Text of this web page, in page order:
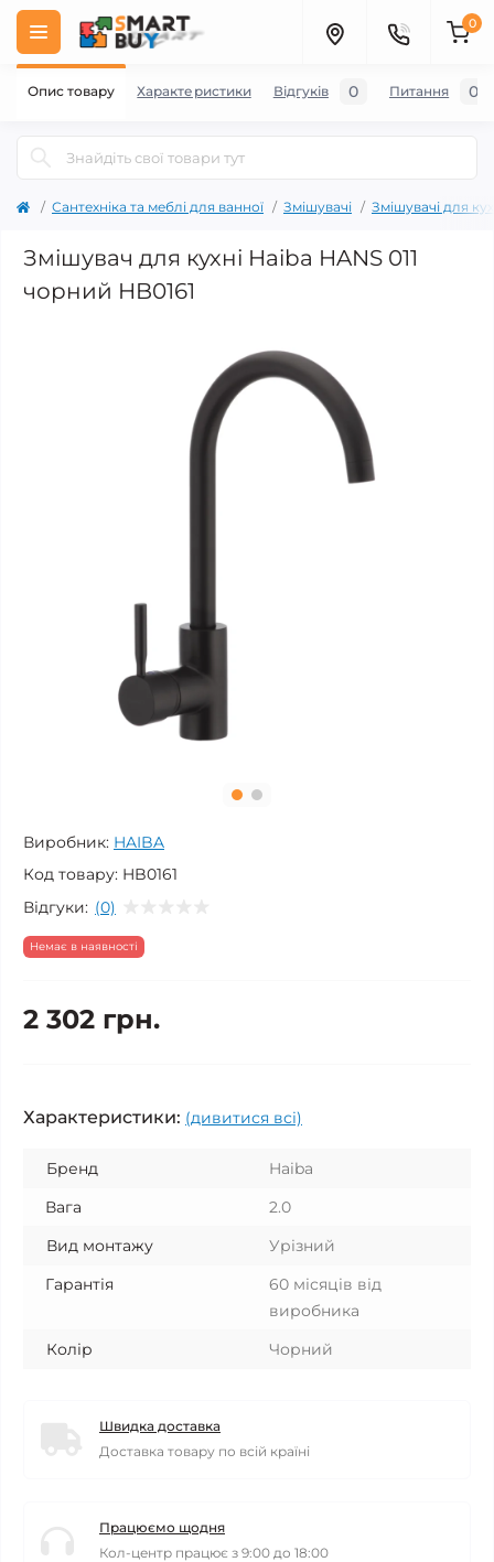
0
Сантехніка та меблі для ванної Змішувачі Змішувачі для
Змішувач для кухні Haiba HANS 011
чорний HB0161
Виробник: HAIBA
Код товару: HB0161
Відгуки: (0)
Немає в наявності
2 302 грн.
Характеристики: (дивитися всі)
Бренд
Haiba
Вага
2.0
Вид монтажу
Урізний
Гарантія
60 місяців від
виробника
Колір
Чорний
Швидка доставка
Доставка товару по всій країні
Працюємо щодня
Кол-центр працює з 9:00 до 18:00
Опис товару Характеристики Відгуків 0 Питання 0